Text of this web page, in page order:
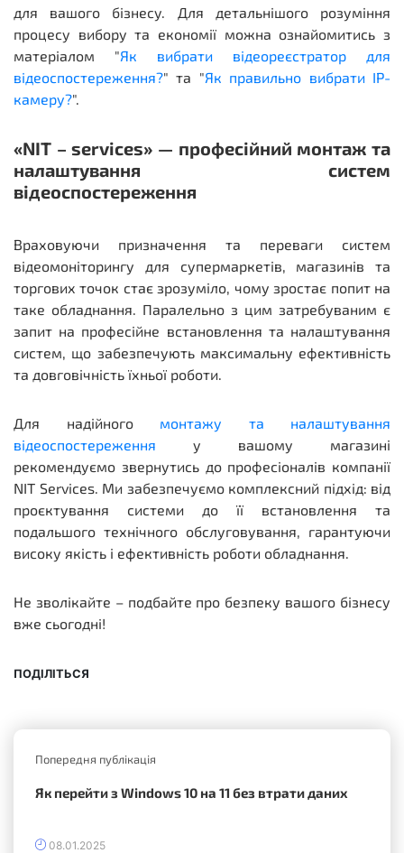
для вашого бізнесу. Для детальнішого розуміння
процесу вибору та економії можна ознайомитись з
матеріалом "Як вибрати відеореєстратор для
відеоспостереження?" та "Як правильно вибрати IP-
камеру?".
«NIT – services» — професійний монтаж та
налаштування систем
відеоспостереження
Враховуючи призначення та переваги систем
відеомоніторингу для супермаркетів, магазинів та
торгових точок стає зрозуміло, чому зростає попит на
таке обладнання. Паралельно з цим затребуваним є
запит на професійне встановлення та налаштування
систем, що забезпечують максимальну ефективність
та довговічність їхньої роботи.
Для надійного монтажу та налаштування
відеоспостереження у вашому магазині
рекомендуємо звернутись до професіоналів компанії
NIT Services. Ми забезпечуємо комплексний підхід: від
проєктування системи до її встановлення та
подальшого технічного обслуговування, гарантуючи
високу якість і ефективність роботи обладнання.
Не зволікайте – подбайте про безпеку вашого бізнесу
вже сьогодні!
ПОДІЛІТЬСЯ
Попередня публікація
Як перейти з Windows 10 на 11 без втрати даних
08.01.2025